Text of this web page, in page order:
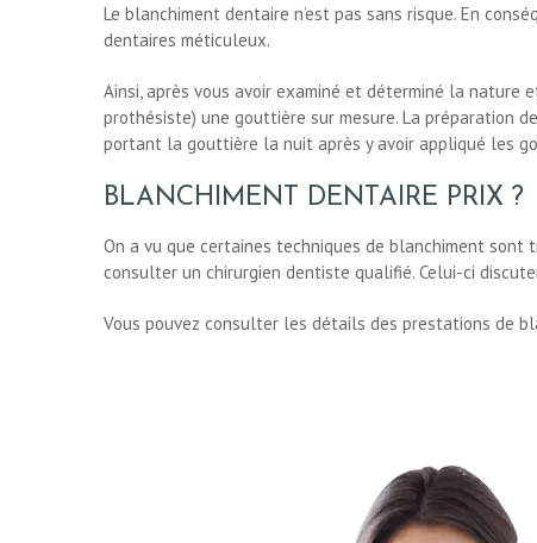
Le blanchiment dentaire n’est pas sans risque. En
dentaires méticuleux.
Ainsi, après vous avoir examiné et déterminé la
prothésiste) une gouttière sur mesure. La préparation
portant la gouttière la nuit après y avoir appliqué les
BLANCHIMENT DENTAIRE PRIX ?
On a vu que certaines techniques de blanchiment
consulter un chirurgien dentiste qualifié. Celui-ci
Vous pouvez consulter les détails des prestations de